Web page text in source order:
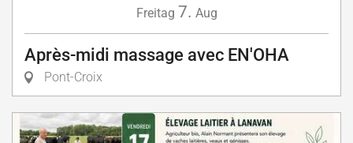
Freitag 7. Aug
Après-midi massage avec EN'OHA
Pont-Croix